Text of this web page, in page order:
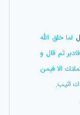
لما خلق اللّه
ثم قال و
الا فيمن
اثيب.